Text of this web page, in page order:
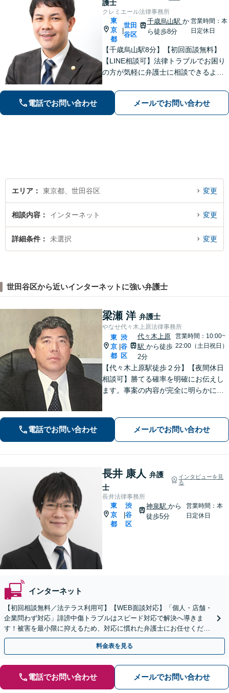
護士
クレミエール法律事務所
東
京
都
|
世田
谷区
千歳烏山駅 か
ら徒歩8分
営業時間：本
日定休日
【千歳烏山駅8分】【初回面談無料】
【LINE相談可】法律トラブルでお困り
の方が気軽に弁護士に相談できるよう
い雰囲気づくりと、丁寧な説明、スピ
ード対応を心がけています。ぜひご相
談ください。【休日・夜間面談可】
電話でお問い合わせ メールでお問い合わせ
エリア 東京都、世田谷区 変更
相談内容 インターネット 変更
詳細条件 未選択 変更
世田谷区から近いインターネットに強い弁護士
梁瀬 洋 弁護士
やなせ代々木上原法律事務所
東
京
都
渋
谷
区
代々木上原
駅 から徒歩
2分
営業時間：10:00~
22:00（土日祝日）
【代々木上原駅徒歩２分】【夜間休日
相談可】勝てる確率を明確にお伝えし
ます。事案の内容が完全に明らかにな
とは一切言いません。安心しておまか
せください。
電話でお問い合わせ メールでお問い合わせ
長井 康人 弁護
士
インタビューを見
る
長井法律事務所
東
京
都
渋
谷
区
神泉駅から
徒歩5分
営業時間：本
日定休日
インターネット
【初回相談無料／法テラス利用可】【WEB面談対応】「個人・店舗・
企業問わず対応」誹謗中傷トラブルはスピード対応で解決へ導きま
す！被害を最小限に抑えるため、対応に慣れた弁護士にお任せくださ
い「加害者側からのご相談も」【休日・夜間相談可】
料金表を見る
電話でお問い合わせ メールでお問い合わせ